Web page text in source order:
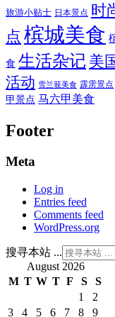
旅游小贴士 日本景点 时
点 槟城美食
食 生活杂记 美
活动 雪兰莪美食 霹雳景点
甲景点 马六甲美食
Footer
Meta
Log in
Entries feed
Comments feed
WordPress.org
搜寻本站 ...
August 2026
M T W T F S
S
1
2
3
4 5 6 7 8 9